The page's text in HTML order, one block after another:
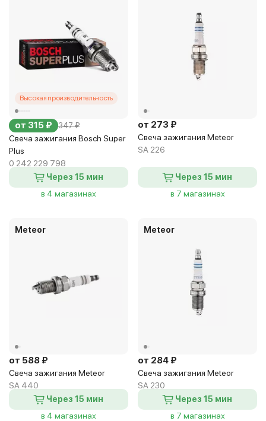
Высокая производительность
от 315 ₽ 347 ₽
Свеча зажигания Bosch Super
Plus
0 242 229 798
Через 15 мин
в 4 магазинах
от 273 ₽
Свеча зажигания Meteor
SA 226
Через 15 мин
в 7 магазинах
Meteor
от 588 ₽
Свеча зажигания Meteor
SA 440
Через 15 мин
в 4 магазинах
Meteor
от 284 ₽
Свеча зажигания Meteor
SA 230
Через 15 мин
в 7 магазинах